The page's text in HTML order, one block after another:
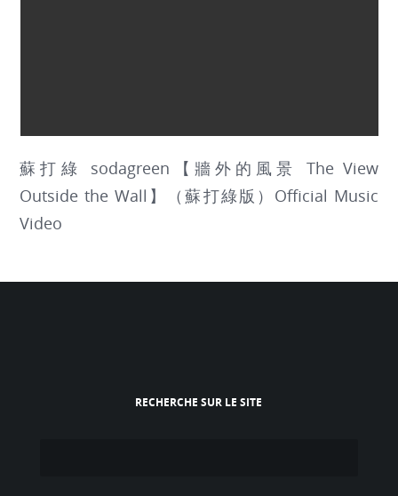
蘇打綠 sodagreen【牆外的風景 The View
Outside the Wall】（蘇打綠版）Official Music
Video
RECHERCHE SUR LE SITE